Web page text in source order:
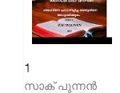
1
സാക് പുന്നൻ